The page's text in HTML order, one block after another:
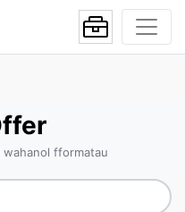
wahanol fformatau